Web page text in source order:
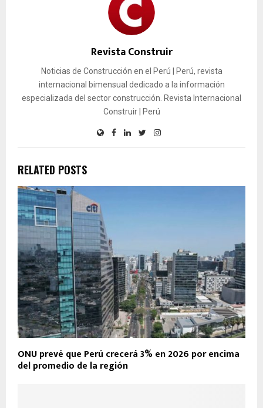
Revista Construir
Noticias de Construcción en el Perú | Perú, revista
internacional bimensual dedicado a la información
especializada del sector construcción. Revista Internacional
Construir | Perú
RELATED POSTS
ONU prevé que Perú crecerá 3% en 2026 por encima
del promedio de la región